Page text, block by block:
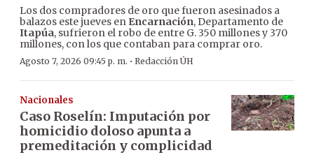
Los dos compradores de oro que fueron asesinados a
balazos este jueves en Encarnación, Departamento de
Itapúa, sufrieron el robo de entre G. 350 millones y 370
millones, con los que contaban para comprar oro.
Agosto 7, 2026 09:45 p. m. · Redacción ÚH
Nacionales
Caso Roselín: Imputación por
homicidio doloso apunta a
premeditación y complicidad